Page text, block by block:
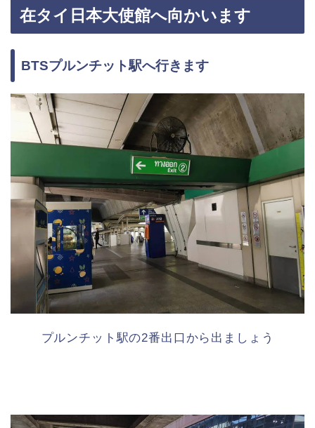
在タイ日本大使館へ向かいます
BTSプルンチット駅へ行きます
プルンチット駅の2番出口から出ましょう